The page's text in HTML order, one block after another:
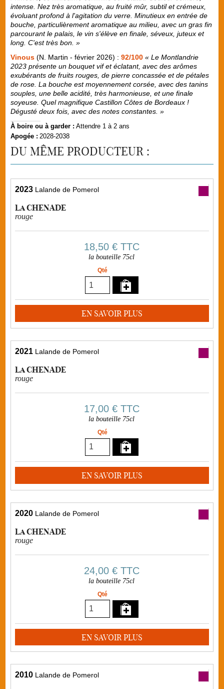
intense. Nez très aromatique, au fruité mûr, subtil et crémeux,
évoluant profond à l'agitation du verre. Minutieux en entrée de
bouche, particulièrement aromatique au milieu, avec un gras fin
parcourant le palais, le vin s'élève en finale, séveux, juteux et
long. C'est très bon. »
Vinous (N. Martin - février 2026) : 92/100 « Le Montlandrie
2023 présente un bouquet vif et éclatant, avec des arômes
exubérants de fruits rouges, de pierre concassée et de pétales
de rose. La bouche est moyennement corsée, avec des tanins
souples, une belle acidité, très harmonieuse, et une finale
soyeuse. Quel magnifique Castillon Côtes de Bordeaux !
Dégusté deux fois, avec des notes constantes. »
À boire ou à garder : Attendre 1 à 2 ans
Apogée : 2028-2038
DU MÊME PRODUCTEUR :
2023 Lalande de Pomerol
La CHENADE
rouge
18,50 €TTC
la bouteille 75cl
Qté
EN SAVOIR PLUS
2021 Lalande de Pomerol
La CHENADE
rouge
17,00 €TTC
la bouteille 75cl
Qté
EN SAVOIR PLUS
2020 Lalande de Pomerol
La CHENADE
rouge
24,00 €TTC
la bouteille 75cl
Qté
EN SAVOIR PLUS
2010 Lalande de Pomerol